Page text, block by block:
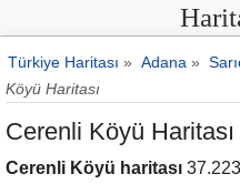
Türkiye Haritası » Adana »
Köyü Haritası
Cerenli Köyü Haritası
Cerenli Köyü haritası